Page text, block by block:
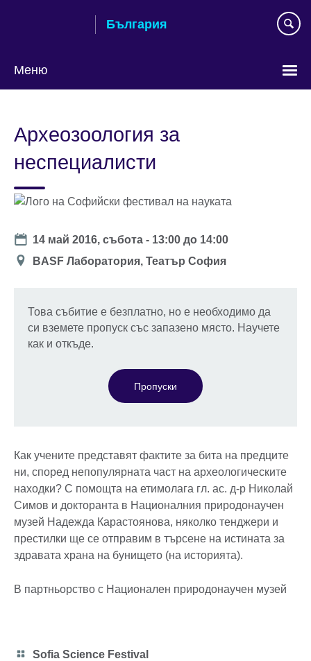
България
Меню
Археозоология за
неспециалисти
Date
14 май 2016, събота - 13:00 до 14:00
Location
BASF Лаборатория, Театър София
Това събитие е безплатно, но е необходимо да
си вземете пропуск със запазено място. Научете
как и откъде.
Пропуски
Как учените представят фактите за бита на предците
ни, според непопулярната част на археологическите
находки? С помощта на етимолага гл. ас. д-р Николай
Симов и докторанта в Националния природонаучен
музей Надежда Карастоянова, няколко тенджери и
престилки ще се отправим в търсене на истината за
здравата храна на бунището (на историята).
В партньорство с Национален природонаучен музей
Category
Sofia Science Festival